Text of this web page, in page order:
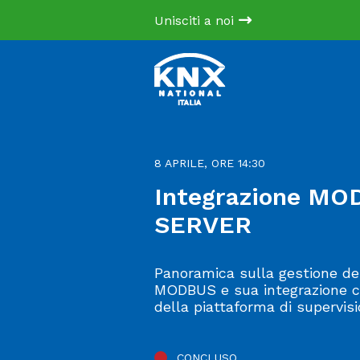
Unisciti a noi
8 APRILE, ORE 14:30
Integrazione
SERVER
Panoramica sulla gestione
MODBUS e sua integrazione
della piattaforma di